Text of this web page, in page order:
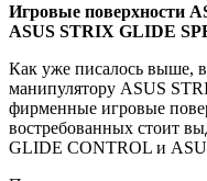
Игровые поверхности
ASUS STRIX GLIDE
Как уже писалось выше,
манипулятору ASUS
фирменные игровые
востребованных стоит
GLIDE CONTROL и